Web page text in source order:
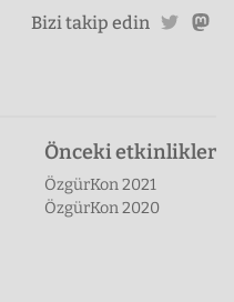
Bizi takip edin
Önceki etkinlikler
ÖzgürKon 2021
ÖzgürKon 2020